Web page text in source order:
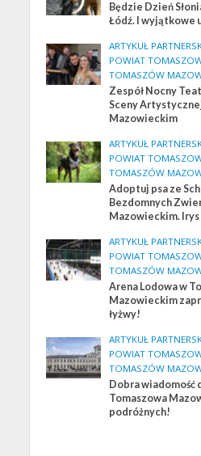
Będzie Dzień
Łódź. I wyjątkowe
ARTYKUŁ
POWIAT
TOMASZÓW
Zespół Nocny
Sceny
Mazowieckim
ARTYKUŁ
POWIAT
TOMASZÓW
Adoptuj psa ze
Bezdomnych
Mazowieckim.
ARTYKUŁ
POWIAT
TOMASZÓW
Arena Lodowa w
Mazowieckim
łyżwy!
ARTYKUŁ
POWIAT
TOMASZÓW
Dobra wiadomość
Tomaszowa
podróżnych!